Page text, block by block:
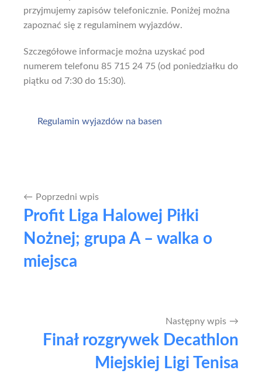
przyjmujemy zapisów telefonicznie. Poniżej można
zapoznać się z regulaminem wyjazdów.
Szczegółowe informacje można uzyskać pod
numerem telefonu 85 715 24 75 (od poniedziałku do
piątku od 7:30 do 15:30).
Regulamin wyjazdów na basen
Nawigacja
wpisu
Poprzedni wpis
Profit Liga Halowej Piłki
Nożnej; grupa A – walka o
miejsca
Następny wpis
Finał rozgrywek Decathlon
Miejskiej Ligi Tenisa